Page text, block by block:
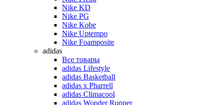
Nike KD
Nike PG
Nike Kobe
Nike Uptempo
Nike Foamposite
adidas
Все товары
adidas Lifestyle
adidas Basketball
adidas x Pharrell
adidas Climacool
adidas Wonder Runner